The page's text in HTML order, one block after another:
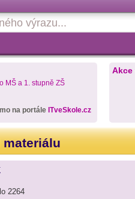
MŠ a 1. stupně ZŠ
na portále ITveSkole.cz
Akce
materiálu
2264